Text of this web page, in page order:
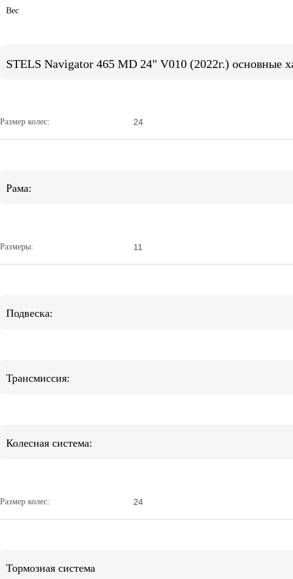
Вес
STELS Navigator 465 MD 24" V010 (2022г.) основные
Размер колес: 24
Рама:
Размеры: 11
Подвеска:
Трансмиссия:
Колесная система:
Размер колес: 24
Тормозная система